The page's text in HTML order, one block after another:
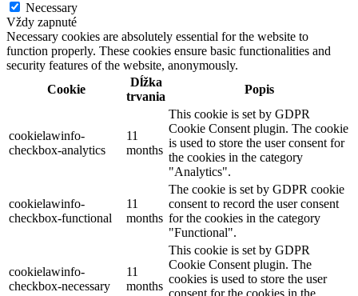
Necessary
Vždy zapnuté
Necessary cookies are absolutely essential for the website to
function properly. These cookies ensure basic functionalities and
security features of the website, anonymously.
Cookie
Dĺžka
trvania
Popis
cookielawinfo-
checkbox-analytics
11
months
This cookie is set by GDPR
Cookie Consent plugin. The cookie
is used to store the user consent for
the cookies in the category
"Analytics".
cookielawinfo-
checkbox-functional
11
months
The cookie is set by GDPR cookie
consent to record the user consent
for the cookies in the category
"Functional".
cookielawinfo-
checkbox-necessary
11
months
This cookie is set by GDPR
Cookie Consent plugin. The
cookies is used to store the user